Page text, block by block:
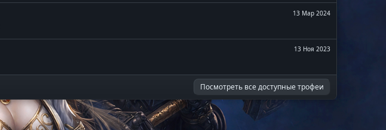
13 Мар 2024
13 Ноя 2023
Посмотреть все доступные трофеи